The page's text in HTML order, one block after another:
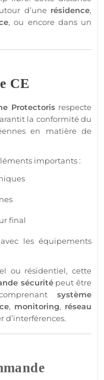
d’une résidence,
, ou encore dans un
CE
Protectorisrespecte
la conformité du
en matière de
importants :
final
les équipements
ou résidentiel, cette
sécuritépeut être
système
, monitoring, réseau
d’interférences.